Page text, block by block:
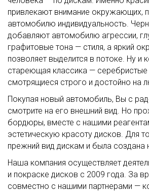
привлекают внимание окружающих,
автомобилю индивидуальность.
добавляют автомобилю агрессии,
графитовые тона — стиля, а яркий
позволяет выделится в потоке. Ну и
стареющая классика — серебристые
смотрящиеся строго и достойно на
Покупая новый автомобиль, Вы с
смотрите на его внешний вид. Но
бордюры, вместе с нашими
эстетическую красоту дисков. Для
прежний вид дискам и была создана
Наша компания осуществляет
и покраске дисков с 2009 года. За
совместно с нашими партнерами —